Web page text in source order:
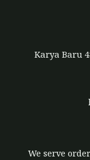
Karya Baru
We serve